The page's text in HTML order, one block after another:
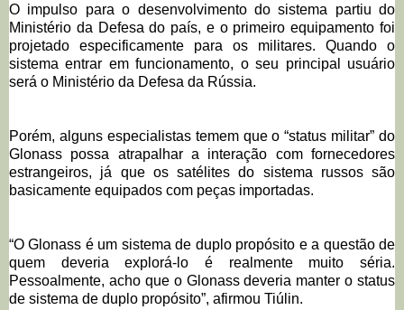
O impulso para o desenvolvimento do sistema partiu do
Ministério da Defesa do país, e o primeiro equipamento foi
projetado especificamente para os militares. Quando o
sistema entrar em funcionamento, o seu principal usuário
será o Ministério da Defesa da Rússia.
Porém, alguns especialistas temem que o “status militar” do
Glonass possa atrapalhar a interação com fornecedores
estrangeiros, já que os satélites do sistema russos são
basicamente equipados com peças importadas.
“O Glonass é um sistema de duplo propósito e a questão de
quem deveria explorá-lo é realmente muito séria.
Pessoalmente, acho que o Glonass deveria manter o status
de sistema de duplo propósito”, afirmou Tiúlin.